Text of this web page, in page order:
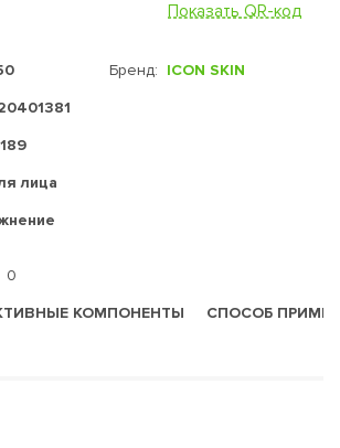
Показать QR-код
Бренд: ICON SKIN
лица
0
КОМПОНЕНТЫ СПОСОБ